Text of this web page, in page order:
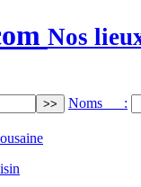
Nos
Noms :